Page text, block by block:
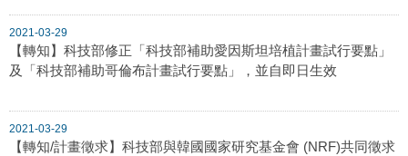
2021-03-29
【轉知】科技部修正「科技部補助愛因斯坦培植計畫試行要點」
及「科技部補助哥倫布計畫試行要點」，並自即日生效
2021-03-29
【轉知/計畫徵求】科技部與韓國國家研究基金會 (NRF)共同徵求